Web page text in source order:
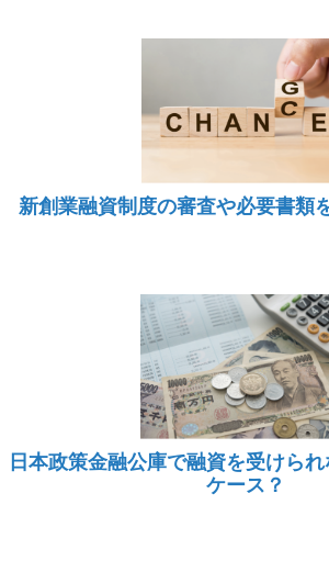
新創業融資制度の審査や必要書類
日本政策金融公庫で融資を受けら
ケース？